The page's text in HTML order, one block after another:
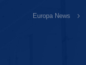
Europa News 5